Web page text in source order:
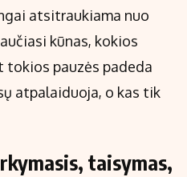
atsitraukiama nuo
kūnas, kokios
tokios pauzės padeda
atpalaiduoja, o kas tik
taisymas,